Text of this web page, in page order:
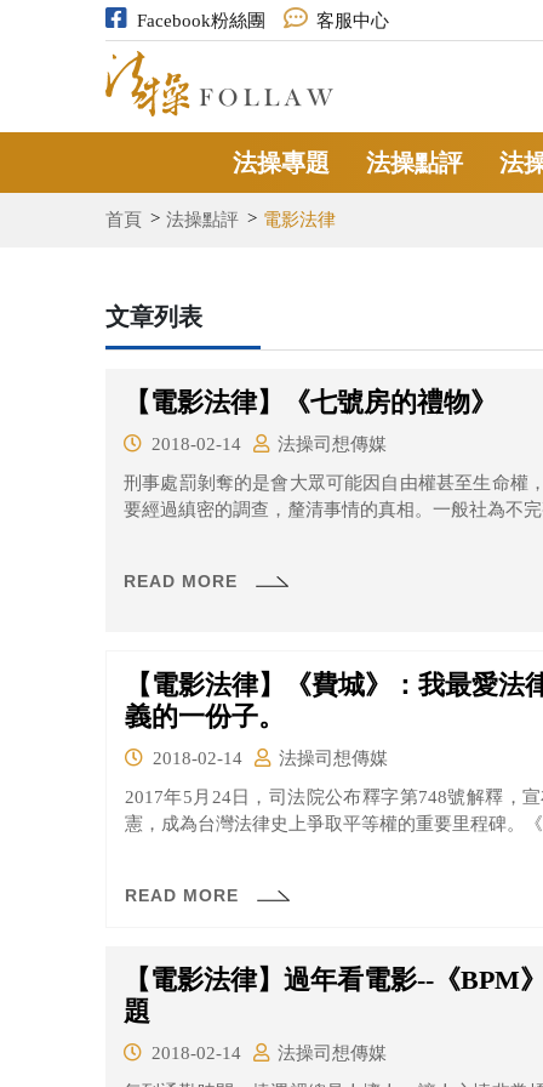
Facebook粉絲團 客服中心
法操專題 法操點評 法
首頁 法操點評 電影法律
文章列表
【電影法律】《七號房的禮物》
2018-02-14
法操司想傳媒
刑事處罰剝奪的是會大眾可能因自由權甚至生命權
要經過縝密的調查，釐清事情的真相。一般社為不
READ MORE
【電影法律】《費城》：我最愛
義的一份子。
2018-02-14
法操司想傳媒
2017年5月24日，司法院公布釋字第748號解釋，
憲，成為台灣法律史上爭取平等權的重要里程碑。
READ MORE
【電影法律】過年看電影--《BPM
題
2018-02-14
法操司想傳媒